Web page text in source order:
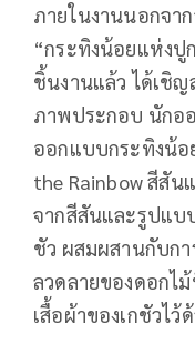
ภายในงานนอกจา
“กระทิงน้อยแห่งปู
ชิ้นงานแล้ว ได้เชิ
ภาพประกอบ นักอ
ออกแบบกระทิงน้อ
the Rainbow สีสัน
จากสีสันและรูปแบ
ชัว ผสมผสานกับก
ลวดลายของดอกไ
เสื้อผ้าของเกชัวไว้